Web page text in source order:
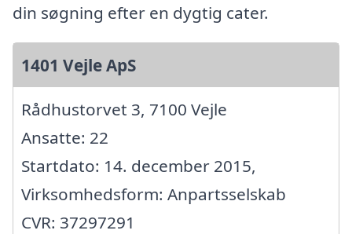
din søgning efter en dygtig cater.
1401 Vejle ApS
Rådhustorvet 3, 7100 Vejle
Ansatte: 22
Startdato: 14. december 2015,
Virksomhedsform: Anpartsselskab
CVR: 37297291